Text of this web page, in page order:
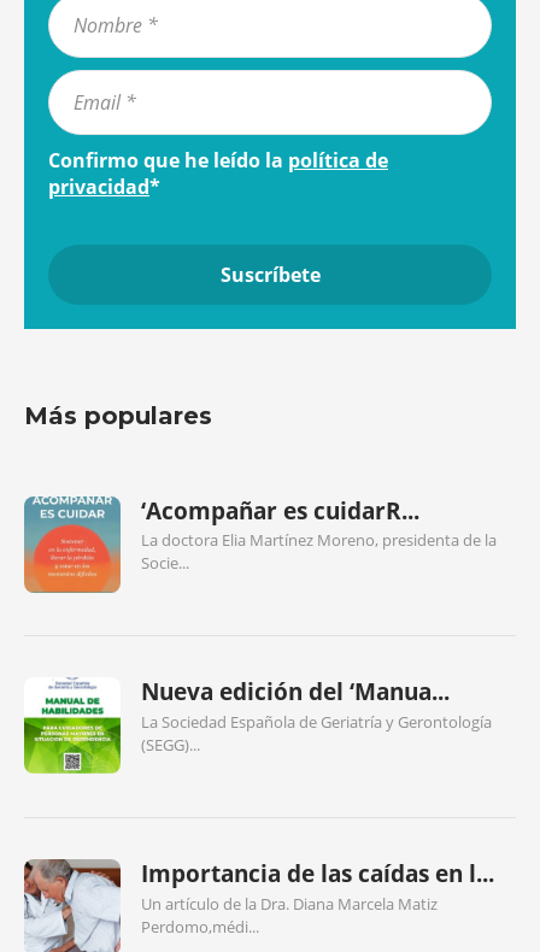
Confirmo que he leído la política de
privacidad*
Más populares
‘Acompañar es cuidarR...
La doctora Elia Martínez Moreno, presidenta de la
Socie...
Nueva edición del ‘Manua...
La Sociedad Española de Geriatría y Gerontología
(SEGG)...
Importancia de las caídas en l...
Un artículo de la Dra. Diana Marcela Matiz
Perdomo,médi...